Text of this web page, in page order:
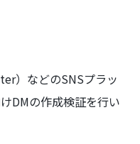
）などのSNSプラッ
DMの作成検証を行い